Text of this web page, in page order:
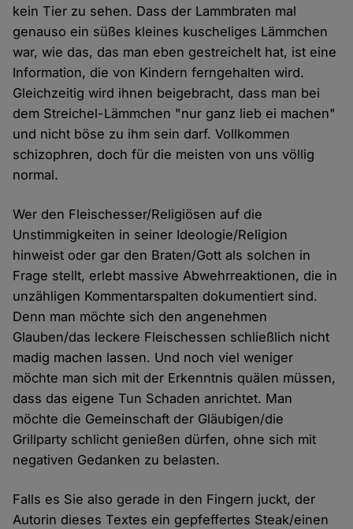
kein Tier zu sehen. Dass der Lammbraten mal
genauso ein süßes kleines kuscheliges Lämmchen
war, wie das, das man eben gestreichelt hat, ist eine
Information, die von Kindern ferngehalten wird.
Gleichzeitig wird ihnen beigebracht, dass man bei
dem Streichel-Lämmchen "nur ganz lieb ei machen"
und nicht böse zu ihm sein darf. Vollkommen
schizophren, doch für die meisten von uns völlig
normal.
Wer den Fleischesser/Religiösen auf die
Unstimmigkeiten in seiner Ideologie/Religion
hinweist oder gar den Braten/Gott als solchen in
Frage stellt, erlebt massive Abwehrreaktionen, die in
unzähligen Kommentarspalten dokumentiert sind.
Denn man möchte sich den angenehmen
Glauben/das leckere Fleischessen schließlich nicht
madig machen lassen. Und noch viel weniger
möchte man sich mit der Erkenntnis quälen müssen,
dass das eigene Tun Schaden anrichtet. Man
möchte die Gemeinschaft der Gläubigen/die
Grillparty schlicht genießen dürfen, ohne sich mit
negativen Gedanken zu belasten.
Falls es Sie also gerade in den Fingern juckt, der
Autorin dieses Textes ein gepfeffertes Steak/einen